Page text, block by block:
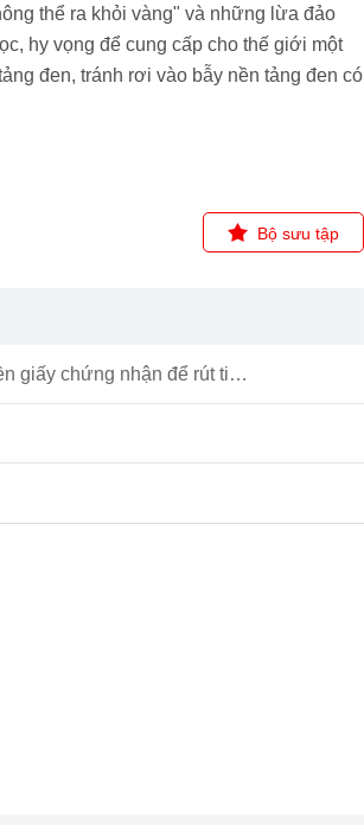
thể ra khỏi vàng" và những lừa đảo
hy vọng để cung cấp cho thế giới một
đen, tránh rơi vào bẫy nền tảng đen có
Bộ sưu tập
Meta Trader cố tình làm cho nhà kho trắng tiếp tục trả tiền giấy chứng nhận để rút tiền cảnh sát là vô ích